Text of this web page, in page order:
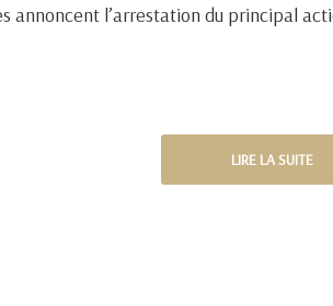
annoncent l’arrestation du principal
LIRE LA SUITE